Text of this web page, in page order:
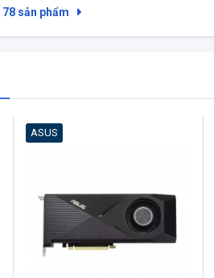
78sản phẩm
ASUS